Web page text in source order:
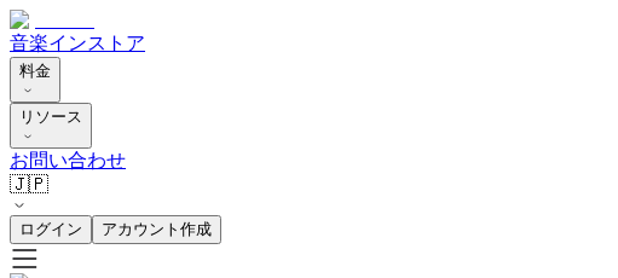
音楽インストア
料金
リソース
お問い合わせ
🇯🇵
ログイン アカウント作成